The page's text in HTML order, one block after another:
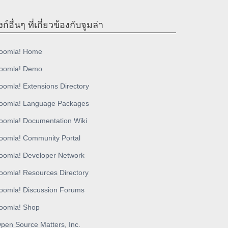
ก์อื่นๆ ที่เกี่ยวข้องกับจูมล่า
Home
Demo
Extensions Directory
Language Packages
Documentation Wiki
Community Portal
Developer Network
Resources Directory
Discussion Forums
Shop
Source Matters, Inc.